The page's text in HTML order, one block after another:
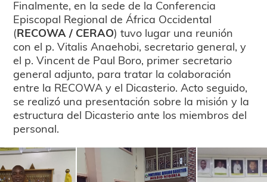
Finalmente, en la sede de la Conferencia
Episcopal Regional de África Occidental
(RECOWA / CERAO) tuvo lugar una reunión
con el p. Vitalis Anaehobi, secretario general, y
el p. Vincent de Paul Boro, primer secretario
general adjunto, para tratar la colaboración
entre la RECOWA y el Dicasterio. Acto seguido,
se realizó una presentación sobre la misión y la
estructura del Dicasterio ante los miembros del
personal.